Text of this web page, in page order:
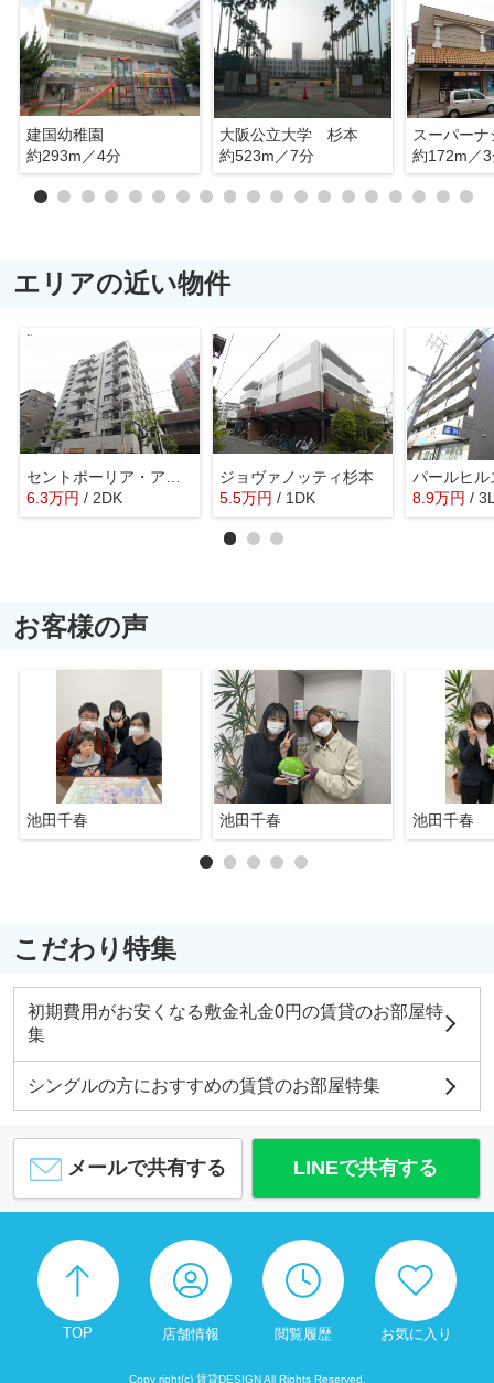
建国幼稚園
約293m／4分
大阪公立大学 杉本
約523m／7分
約172m／
エリアの近い物件
セントポーリア・アビコ
6.3万円 / 2DK
ジョヴァノッティ杉本
5.5万円 / 1DK
パールヒル
8.9万円 /
お客様の声
池田千春 池田千春 池田千春
こだわり特集
初期費用がお安くなる敷金礼金0円の賃貸のお部屋特
集
シングルの方におすすめの賃貸のお部屋特集
メールで共有する LINEで共有する
TOP 店舗情報 閲覧履歴 お気に入り
Copy right(c) 賃貸DESIGN All Rights Reserved.